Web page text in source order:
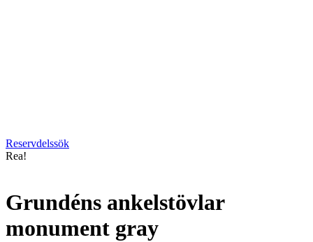
Reservdelssök
Rea!
Grundéns ankelstövlar
monument gray